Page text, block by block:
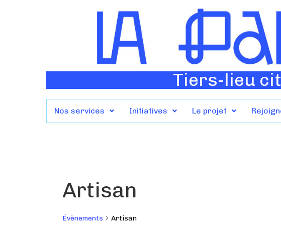
Tiers-lieu
Nos services Initiatives Le projet
Artisan
Évènements Artisan